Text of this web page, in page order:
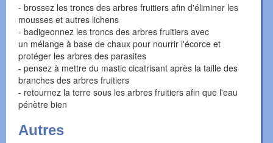
- brossez les troncs des arbres fruitiers afin d'éliminer les
mousses et autres lichens
- badigeonnez les troncs des arbres fruitiers avec
un mélange à base de chaux pour nourrir l'écorce et
protéger les arbres des parasites
- pensez à mettre du mastic cicatrisant après la taille des
branches des arbres fruitiers
- retournez la terre sous les arbres fruitiers afin que l'eau
pénètre bien
Autres